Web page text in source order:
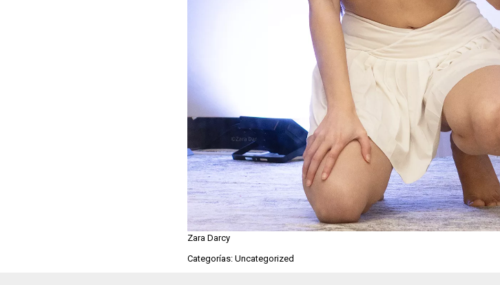
Zara Darcy
Categorías: Uncategorized